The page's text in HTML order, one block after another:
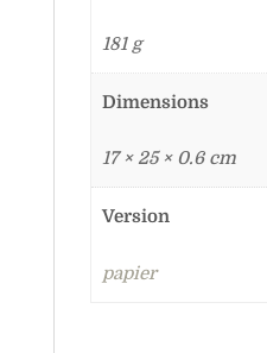
181 g
Dimensions
17 × 25 × 0.6 cm
Version
papier